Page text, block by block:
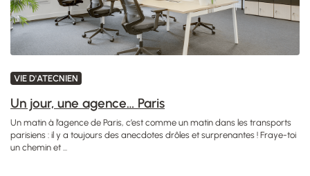
VIE D'ATECNIEN
Un jour, une agence… Paris
Un matin à l’agence de Paris, c’est comme un matin dans les transports
parisiens : il y a toujours des anecdotes drôles et surprenantes ! Fraye-toi
un chemin et ...